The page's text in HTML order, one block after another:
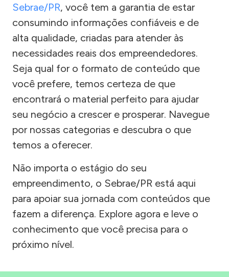
Sebrae/PR, você tem a garantia de estar
consumindo informações confiáveis e de
alta qualidade, criadas para atender às
necessidades reais dos empreendedores.
Seja qual for o formato de conteúdo que
você prefere, temos certeza de que
encontrará o material perfeito para ajudar
seu negócio a crescer e prosperar. Navegue
por nossas categorias e descubra o que
temos a oferecer.
Não importa o estágio do seu
empreendimento, o Sebrae/PR está aqui
para apoiar sua jornada com conteúdos que
fazem a diferença. Explore agora e leve o
conhecimento que você precisa para o
próximo nível.